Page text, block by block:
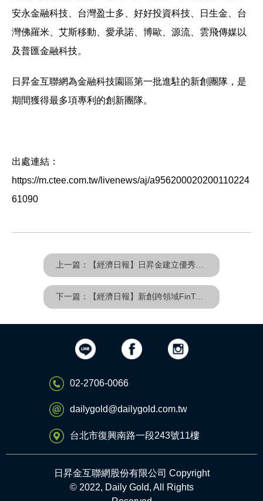
安永金融科技、台灣盈士多、好好投資科技、日生金、台
灣佛羅米、艾斯移動、愛承諾、博歐、源流、雲飛傳媒以
及普匯金融科技。
日昇金互聯網為金融科技園區第一批進駐的新創團隊，是
期間獲得最多項專利的創新團隊。
出處連結：
https://m.ctee.com.tw/livenews/aj/a956200020200110224
61090
下一篇：【經濟日報】新創跨領域FinTech商模 日生金平台實際驗證可行
02-2706-0066
dailygold@dailygold.com.tw
台北市復興南路一段243號11樓
日昇金互聯網股份有限公司 Copyright
© 2022, Daily Gold, All Rights